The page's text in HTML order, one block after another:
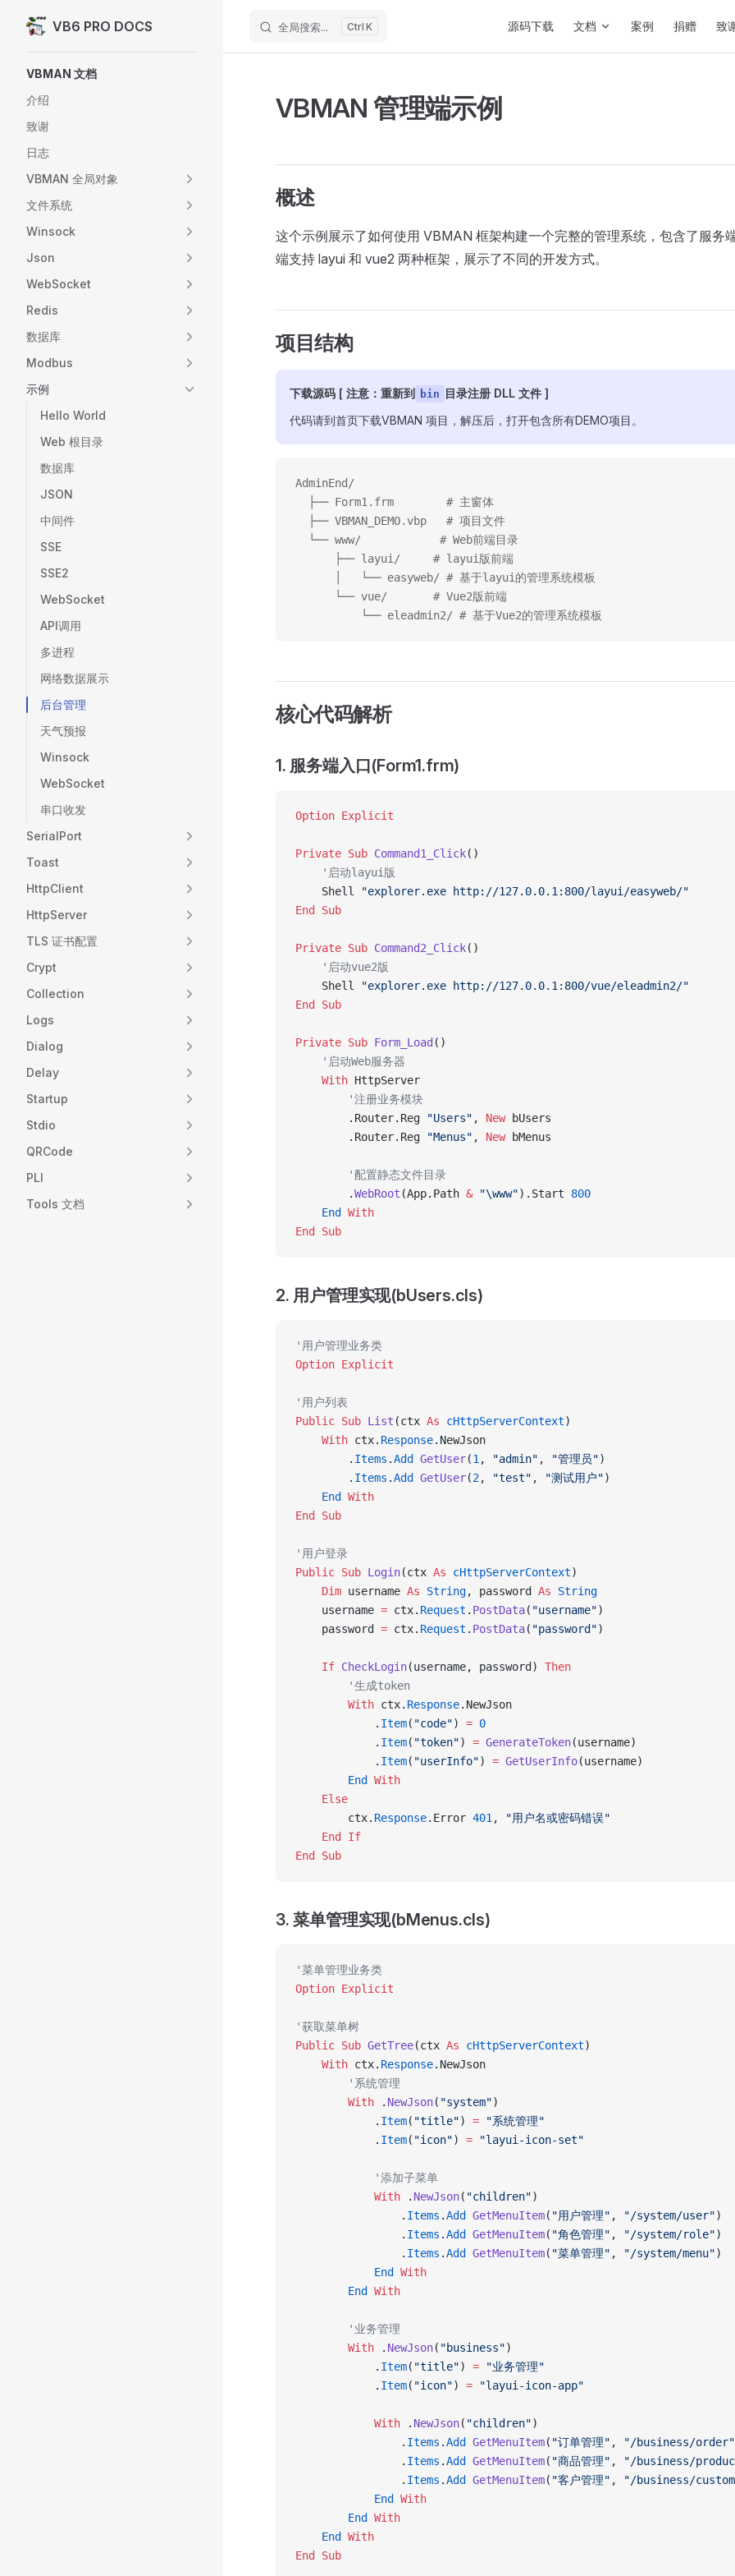
Skip to content
VB6 PRO DOCS 全局搜索... K 源码下载 文档 案例 捐赠 致
VBMAN 文档
介绍
致谢
日志
VBMAN 全局对象
文件系统
Winsock
Json
WebSocket
Redis
数据库
Modbus
示例
Hello World
Web 根目录
数据库
JSON
中间件
SSE
SSE2
WebSocket
API调用
多进程
网络数据展示
后台管理
天气预报
Winsock
WebSocket
串口收发
SerialPort
Toast
HttpClient
HttpServer
TLS 证书配置
Crypt
Collection
Logs
Dialog
Delay
Startup
Stdio
QRCode
PLI
Tools 文档
VBMAN 管理端示例
概述
这个示例展示了如何使用 VBMAN 框架构建一个完整的管理系统，包含了服务
端支持 layui 和 vue2 两种框架，展示了不同的开发方式。
项目结构
下载源码 [ 注意：重新到 bin 目录注册 DLL 文件 ]
代码请到首页下载VBMAN 项目，解压后，打开包含所有DEMO项目。
AdminEnd/
  ├── Form1.frm        # 主窗体
  ├── VBMAN_DEMO.vbp   # 项目文件
  └── www/            # Web前端目录
      ├── layui/     # layui版前端
      │   └── easyweb/ # 基于layui的管理系统模板
      └── vue/       # Vue2版前端
          └── eleadmin2/ # 基于Vue2的管理系统模板
核心代码解析
1. 服务端入口(Form1.frm)
Option Explicit
Private Sub Command1_Click()
    '启动layui版
    Shell
"explorer.exe http://127.0.0.1:800/layui/easyweb/"
End Sub
Private Sub Command2_Click()
    '启动vue2版
    Shell
"explorer.exe http://127.0.0.1:800/vue/eleadmin2/"
End Sub
Private Sub Form_Load ()
    '启动Web服务器
    With
HttpServer
        '注册业务模块
        .Router.Reg
"Users" , New bUsers
        .Router.Reg
"Menus" , New bMenus
        '配置静态文件目录
        .
WebRoot (App.Path & "\www").Start 800
    End
With
End Sub
2. 用户管理实现(bUsers.cls)
'用户管理业务类
Option Explicit
'用户列表
Public Sub List (ctx As cHttpServerContext)
    With
ctx. Response.NewJson
        .
Items .Add GetUser(1 , "admin" , "管理员")
        .
Items .Add GetUser(2, "test" , "测试用户")
    End
With
End Sub
'用户登录
Public Sub Login(ctx As cHttpServerContext)
    Dim
username As String, password As String
    username
= ctx. Request . PostData( "username")
    password
= ctx. Request . PostData( "password")
    If
CheckLogin(username, password) Then
        '生成token
        With
ctx. Response.NewJson
            .
Item( "code") = 0
            .
Item( "token") = GenerateToken(username)
            .
Item( "userInfo") = GetUserInfo(username)
        End
With
    Else
        ctx.
Response.Error 401 ,
"用户名或密码错误"
    End If
End Sub
3. 菜单管理实现(bMenus.cls)
'菜单管理业务类
Option Explicit
'获取菜单树
Public Sub GetTree(ctx As cHttpServerContext)
    With
ctx. Response.NewJson
        '系统管理
        With
. NewJson( "system")
            .
Item( "title") = "系统管理"
            .
Item( "icon") = "layui-icon-set"
            '添加子菜单
            With
. NewJson( "children")
                .
Items .Add GetMenuItem( "用户管理" , "/system/user")
                .
Items .Add GetMenuItem( "角色管理" , "/system/role")
                .
Items .Add GetMenuItem( "菜单管理" , "/system/menu")
            End
With
        End
With
        '业务管理
        With
. NewJson( "business")
            .
Item( "title") = "业务管理"
            .
Item( "icon") = "layui-icon-app"
            With
. NewJson( "children")
                .
Items .Add GetMenuItem( "订单管理" ,
"/business/order"
                .
Items .Add GetMenuItem( "商品管理" ,
"/business/
                .
Items .Add GetMenuItem( "客户管理" ,
"/business/
            End
With
        End
With
    End
With
End Sub